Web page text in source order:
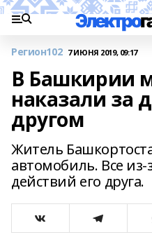
Регион102 7 ИЮНЯ 2019, 09:17
В Башкирии
наказали за
другом
Житель
автомобиль. Все
действий его друга.